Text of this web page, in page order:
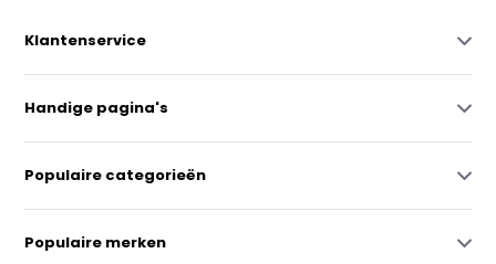
Klantenservice
Handige pagina's
Populaire categorieën
Populaire merken